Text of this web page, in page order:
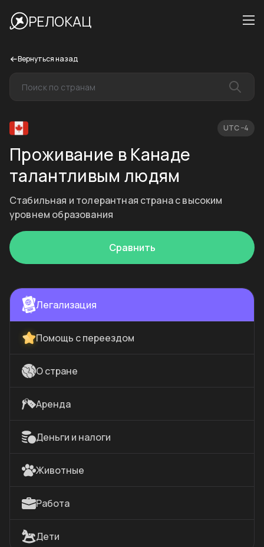
РЕЛОКАЦ
Вернуться назад
UTC −4
Проживание в Канаде
талантливым людям
Стабильная и толерантная страна с высоким
уровнем образования
Сравнить
Легализация
Помощь с переездом
О стране
Аренда
Деньги и налоги
Животные
Работа
Дети